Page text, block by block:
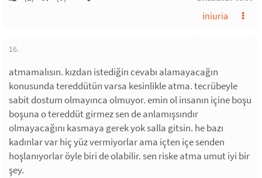
iniuria
16.
atmamalısın. kızdan istediğin cevabı alamayacağın
konusunda tereddütün varsa kesinlikle atma. tecrübeyle
sabit dostum olmayınca olmuyor. emin ol insanın içine boşu
boşuna o tereddüt girmez sen de anlamışsındır
olmayacağını kasmaya gerek yok salla gitsin. he bazı
kadınlar var hiç yüz vermiyorlar ama içten içe senden
hoşlanıyorlar öyle biri de olabilir. sen riske atma umut iyi bir
şey.